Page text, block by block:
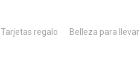
Tarjetas regalo Belleza para llevar